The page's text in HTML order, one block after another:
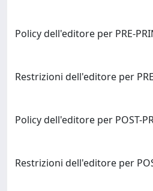
Policy dell'editore per PRE-
Restrizioni dell'editore per
Policy dell'editore per POST-
Restrizioni dell'editore per